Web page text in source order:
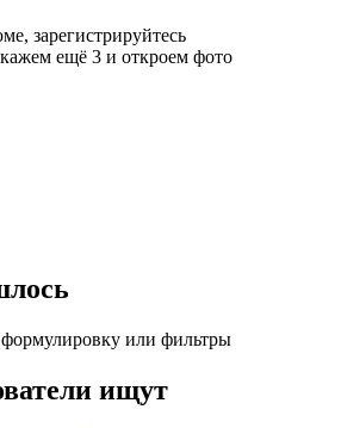
зарегистрируйтесь
ещё 3 и откроем фото
или фильтры
ищут